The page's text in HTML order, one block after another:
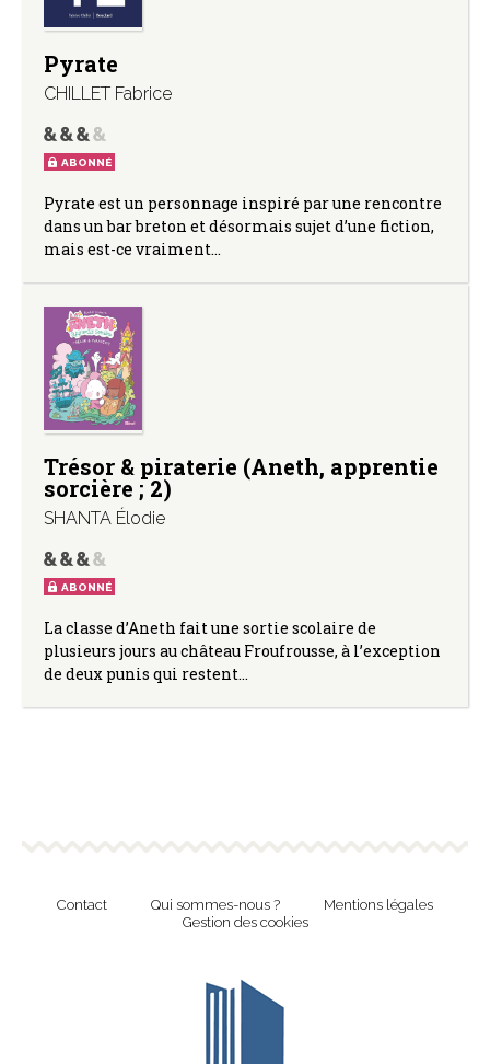
Pyrate
CHILLET Fabrice
ABONNÉ
Pyrate est un personnage inspiré par une rencontre
dans un bar breton et désormais sujet d’une fiction,
mais est-ce vraiment…
Trésor & piraterie (Aneth, apprentie
sorcière ; 2)
SHANTA Élodie
ABONNÉ
La classe d’Aneth fait une sortie scolaire de
plusieurs jours au château Froufrousse, à l’exception
de deux punis qui restent…
Contact Qui sommes-nous ?
Mentions légales
Gestion des cookies